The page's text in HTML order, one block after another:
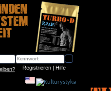
Registrieren | Hilfe